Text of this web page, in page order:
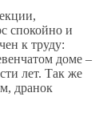
спокойно и
к труду:
доме –
лет. Так же
дранок